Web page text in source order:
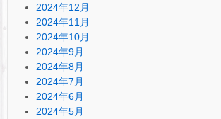
2024年12月
2024年11月
2024年10月
2024年9月
2024年8月
2024年7月
2024年6月
2024年5月